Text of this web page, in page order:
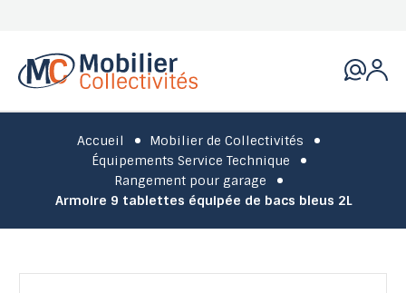
Accueil
Mobilier de Collectivités
Équipements Service Technique
Rangement pour garage
Armoire 9 tablettes équipée de bacs bleus 2L